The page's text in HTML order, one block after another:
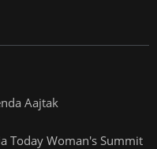
Aajtak
Today Woman's Summit